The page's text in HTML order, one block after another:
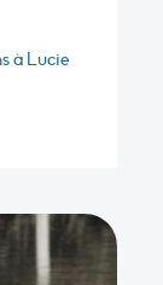
à Lucie